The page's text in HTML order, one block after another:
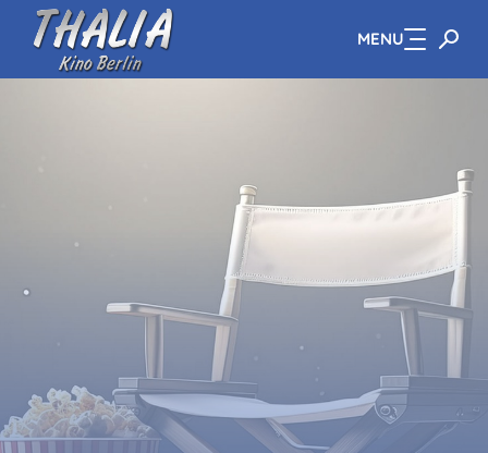
Zum Hauptinhalt springen MENU